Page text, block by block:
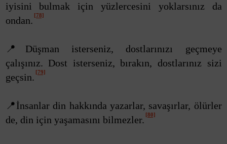
iyisini bulmak için yüzlercesini yoklarsınız da
ondan. [78]
📍Düşman isterseniz, dostlarınızı geçmeye
çalışınız. Dost isterseniz, bırakın, dostlarınız sizi
geçsin. [79]
📍İnsanlar din hakkında yazarlar, savaşırlar, ölürler
de, din için yaşamasını bilmezler. [80]